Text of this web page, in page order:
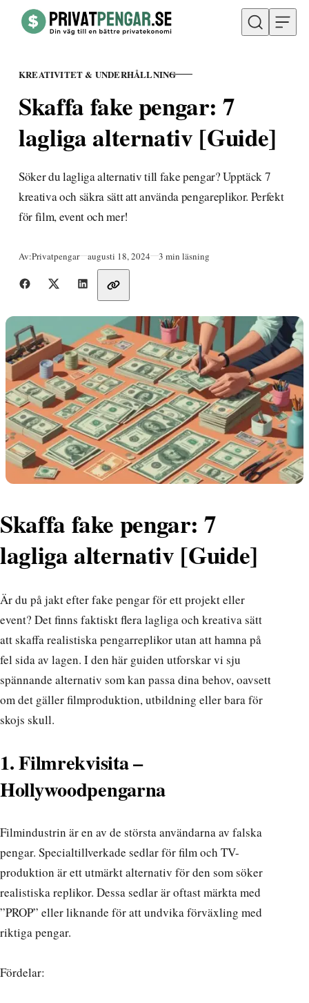
Hoppa till innehåll
KATEGORI
KREATIVITET & UNDERHÅLLNING
Skaffa fake pengar: 7
lagliga alternativ [Guide]
Söker du lagliga alternativ till fake pengar? Upptäck 7
kreativa och säkra sätt att använda pengareplikor. Perfekt
för film, event och mer!
Av:Privatpengar Publicerad
augusti 18, 2024 3 min läsning
Dela med vänner
Skaffa fake pengar: 7
lagliga alternativ [Guide]
Är du på jakt efterfake pengarför ett projekt eller
event? Det finns faktiskt flera lagliga och kreativa sätt
att skaffa realistiska pengarreplikor utan att hamna på
fel sida av lagen. I den här guiden utforskar vi sju
spännande alternativ som kan passa dina behov, oavsett
om det gäller filmproduktion, utbildning eller bara för
skojs skull.
1. Filmrekvisita –
Hollywoodpengarna
Filmindustrin är en av de största användarna av falska
pengar. Specialtillverkade sedlar för film och TV-
produktion är ett utmärkt alternativ för den som söker
realistiska replikor. Dessa sedlar är oftast märkta med
”PROP” eller liknande för att undvika förväxling med
riktiga pengar.
Fördelar: